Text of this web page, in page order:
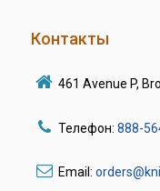
Контакты
461 Avenue P,
Телефон: 888-
Email: